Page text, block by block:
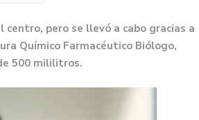
pero se llevó a cabo gracias a
Químico Farmacéutico Biólogo,
500 mililitros.